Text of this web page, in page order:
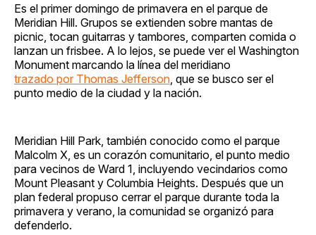
Es el primer domingo de primavera en el parque de
Meridian Hill. Grupos se extienden sobre mantas de
picnic, tocan guitarras y tambores, comparten comida o
lanzan un frisbee. A lo lejos, se puede ver el Washington
Monument marcando la línea del meridiano
trazado por Thomas Jefferson , que se busco ser el
punto medio de la ciudad y la nación.
Meridian Hill Park, también conocido como el parque
Malcolm X, es un corazón comunitario, el punto medio
para vecinos de Ward 1, incluyendo vecindarios como
Mount Pleasant y Columbia Heights. Después que un
plan federal propuso cerrar el parque durante toda la
primavera y verano, la comunidad se organizó para
defenderlo.